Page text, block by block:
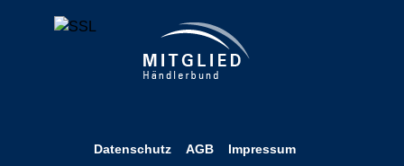
Datenschutz AGB
Impressum